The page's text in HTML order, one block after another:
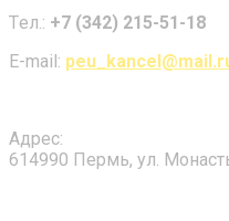
Tел.: +7 (342) 215-51-18
E-mail:
Адрес:
614990 Пермь, ул.